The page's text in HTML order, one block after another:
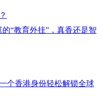
“教育外挂”，真香还是智
个香港身份轻松解锁全球